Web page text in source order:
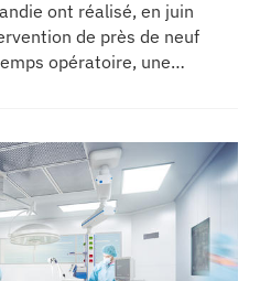
ont réalisé, en juin
de près de neuf
opératoire, une